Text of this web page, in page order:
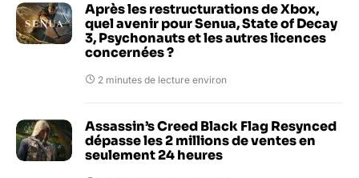
Après les restructurations de Xbox,
quel avenir pour Senua, State of Decay
3, Psychonauts et les autres licences
concernées ?
2 minutes de lecture environ
Assassin’s Creed Black Flag Resynced
dépasse les 2 millions de ventes en
seulement 24 heures